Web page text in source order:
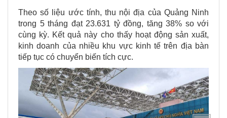
Theo số liệu ước tính, thu nội địa của Quảng Ninh
trong 5 tháng đạt 23.631 tỷ đồng, tăng 38% so với
cùng kỳ. Kết quả này cho thấy hoạt động sản xuất,
kinh doanh của nhiều khu vực kinh tế trên địa bàn
tiếp tục có chuyển biến tích cực.